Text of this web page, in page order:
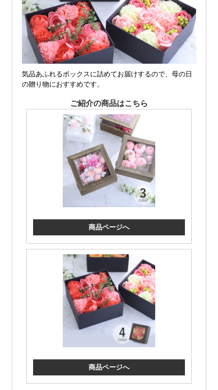
気品あふれるボックスに詰めてお届けするので、母の日
の贈り物におすすめです。
ご紹介の商品はこちら
商品ページへ
商品ページへ